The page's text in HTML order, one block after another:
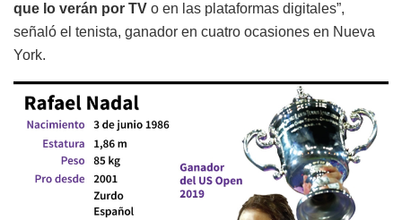
que lo verán por TV o en las plataformas digitales”,
señaló el tenista, ganador en cuatro ocasiones en Nueva
York.